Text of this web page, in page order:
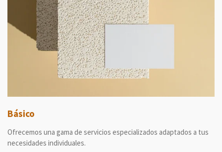
Básico
Ofrecemos una gama de servicios especializados adaptados a tus
necesidades individuales.